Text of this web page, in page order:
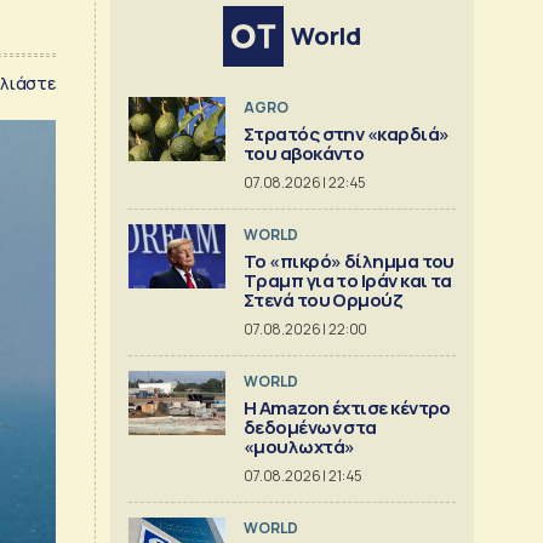
World
AGRO
Στρατός στην «καρδιά»
του αβοκάντο
07.08.2026 | 22:45
WORLD
Το «πικρό» δίλημμα του
Τραμπ για το Ιράν και τα
Στενά του Ορμούζ
07.08.2026 | 22:00
WORLD
Η Amazon έχτισε κέντρο
δεδομένων στα
«μουλωχτά»
07.08.2026 | 21:45
WORLD